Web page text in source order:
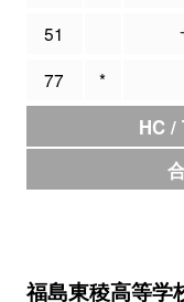
51
77
*
HC /
福島東稜高等学